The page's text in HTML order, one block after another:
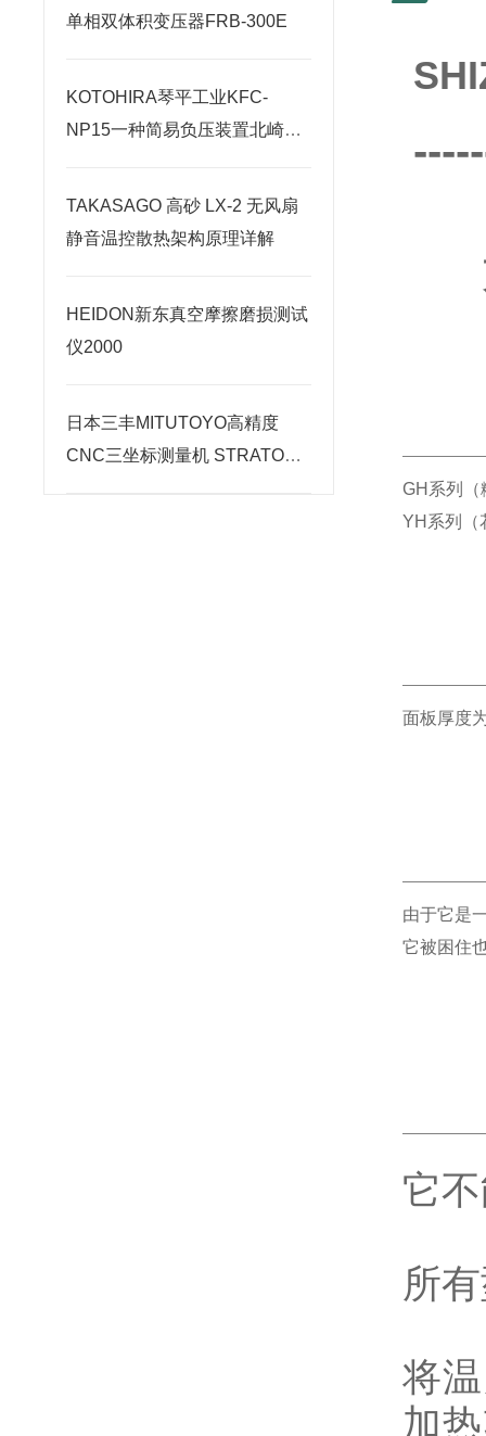
单相双体积变压器FRB-300E
KOTOHIRA琴平工业KFC-
NP15一种简易负压装置北崎热
TAKASAGO 高砂 LX-2 无风扇
静音温控散热架构原理详解
HEIDON新东真空摩擦磨损测试
仪2000
日本三丰MITUTOYO高精度
CNC三坐标测量机 STRATO系
GH系列（
YH系列（
面板厚度
由于它是
它被困住
它
所
将
加